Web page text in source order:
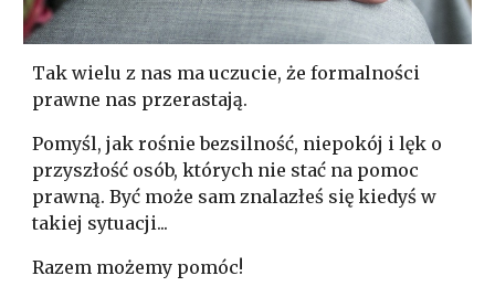
Tak wielu z nas ma uczucie, że formalności
prawne nas przerastają.
Pomyśl, jak rośnie bezsilność, niepokój i lęk o
przyszłość osób, których nie stać na pomoc
prawną. Być może sam znalazłeś się kiedyś w
takiej sytuacji...
Razem możemy pomóc!